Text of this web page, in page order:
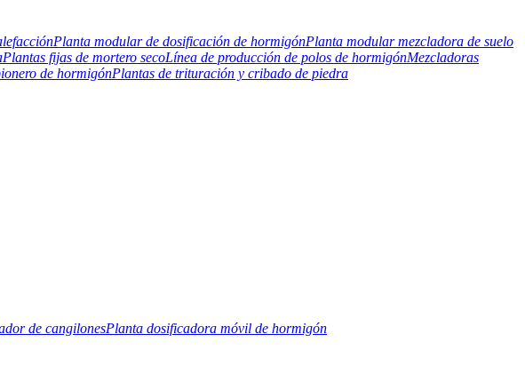
Planta modular de dosificación de hormigónPlanta modular mezcladora de suelo
Plantas fijas de mortero secoLínea de producción de polos de hormigónMezcladoras
de hormigónPlantas de trituración y cribado de piedra
de cangilonesPlanta dosificadora móvil de hormigón